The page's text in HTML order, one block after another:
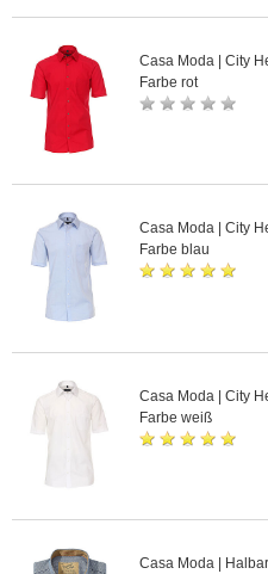
Casa Moda | City
Farbe rot
Casa Moda | City
Farbe blau
Casa Moda | City
Farbe weiß
Casa Moda |